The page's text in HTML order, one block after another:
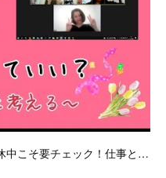
こそ要チェック！仕事と…